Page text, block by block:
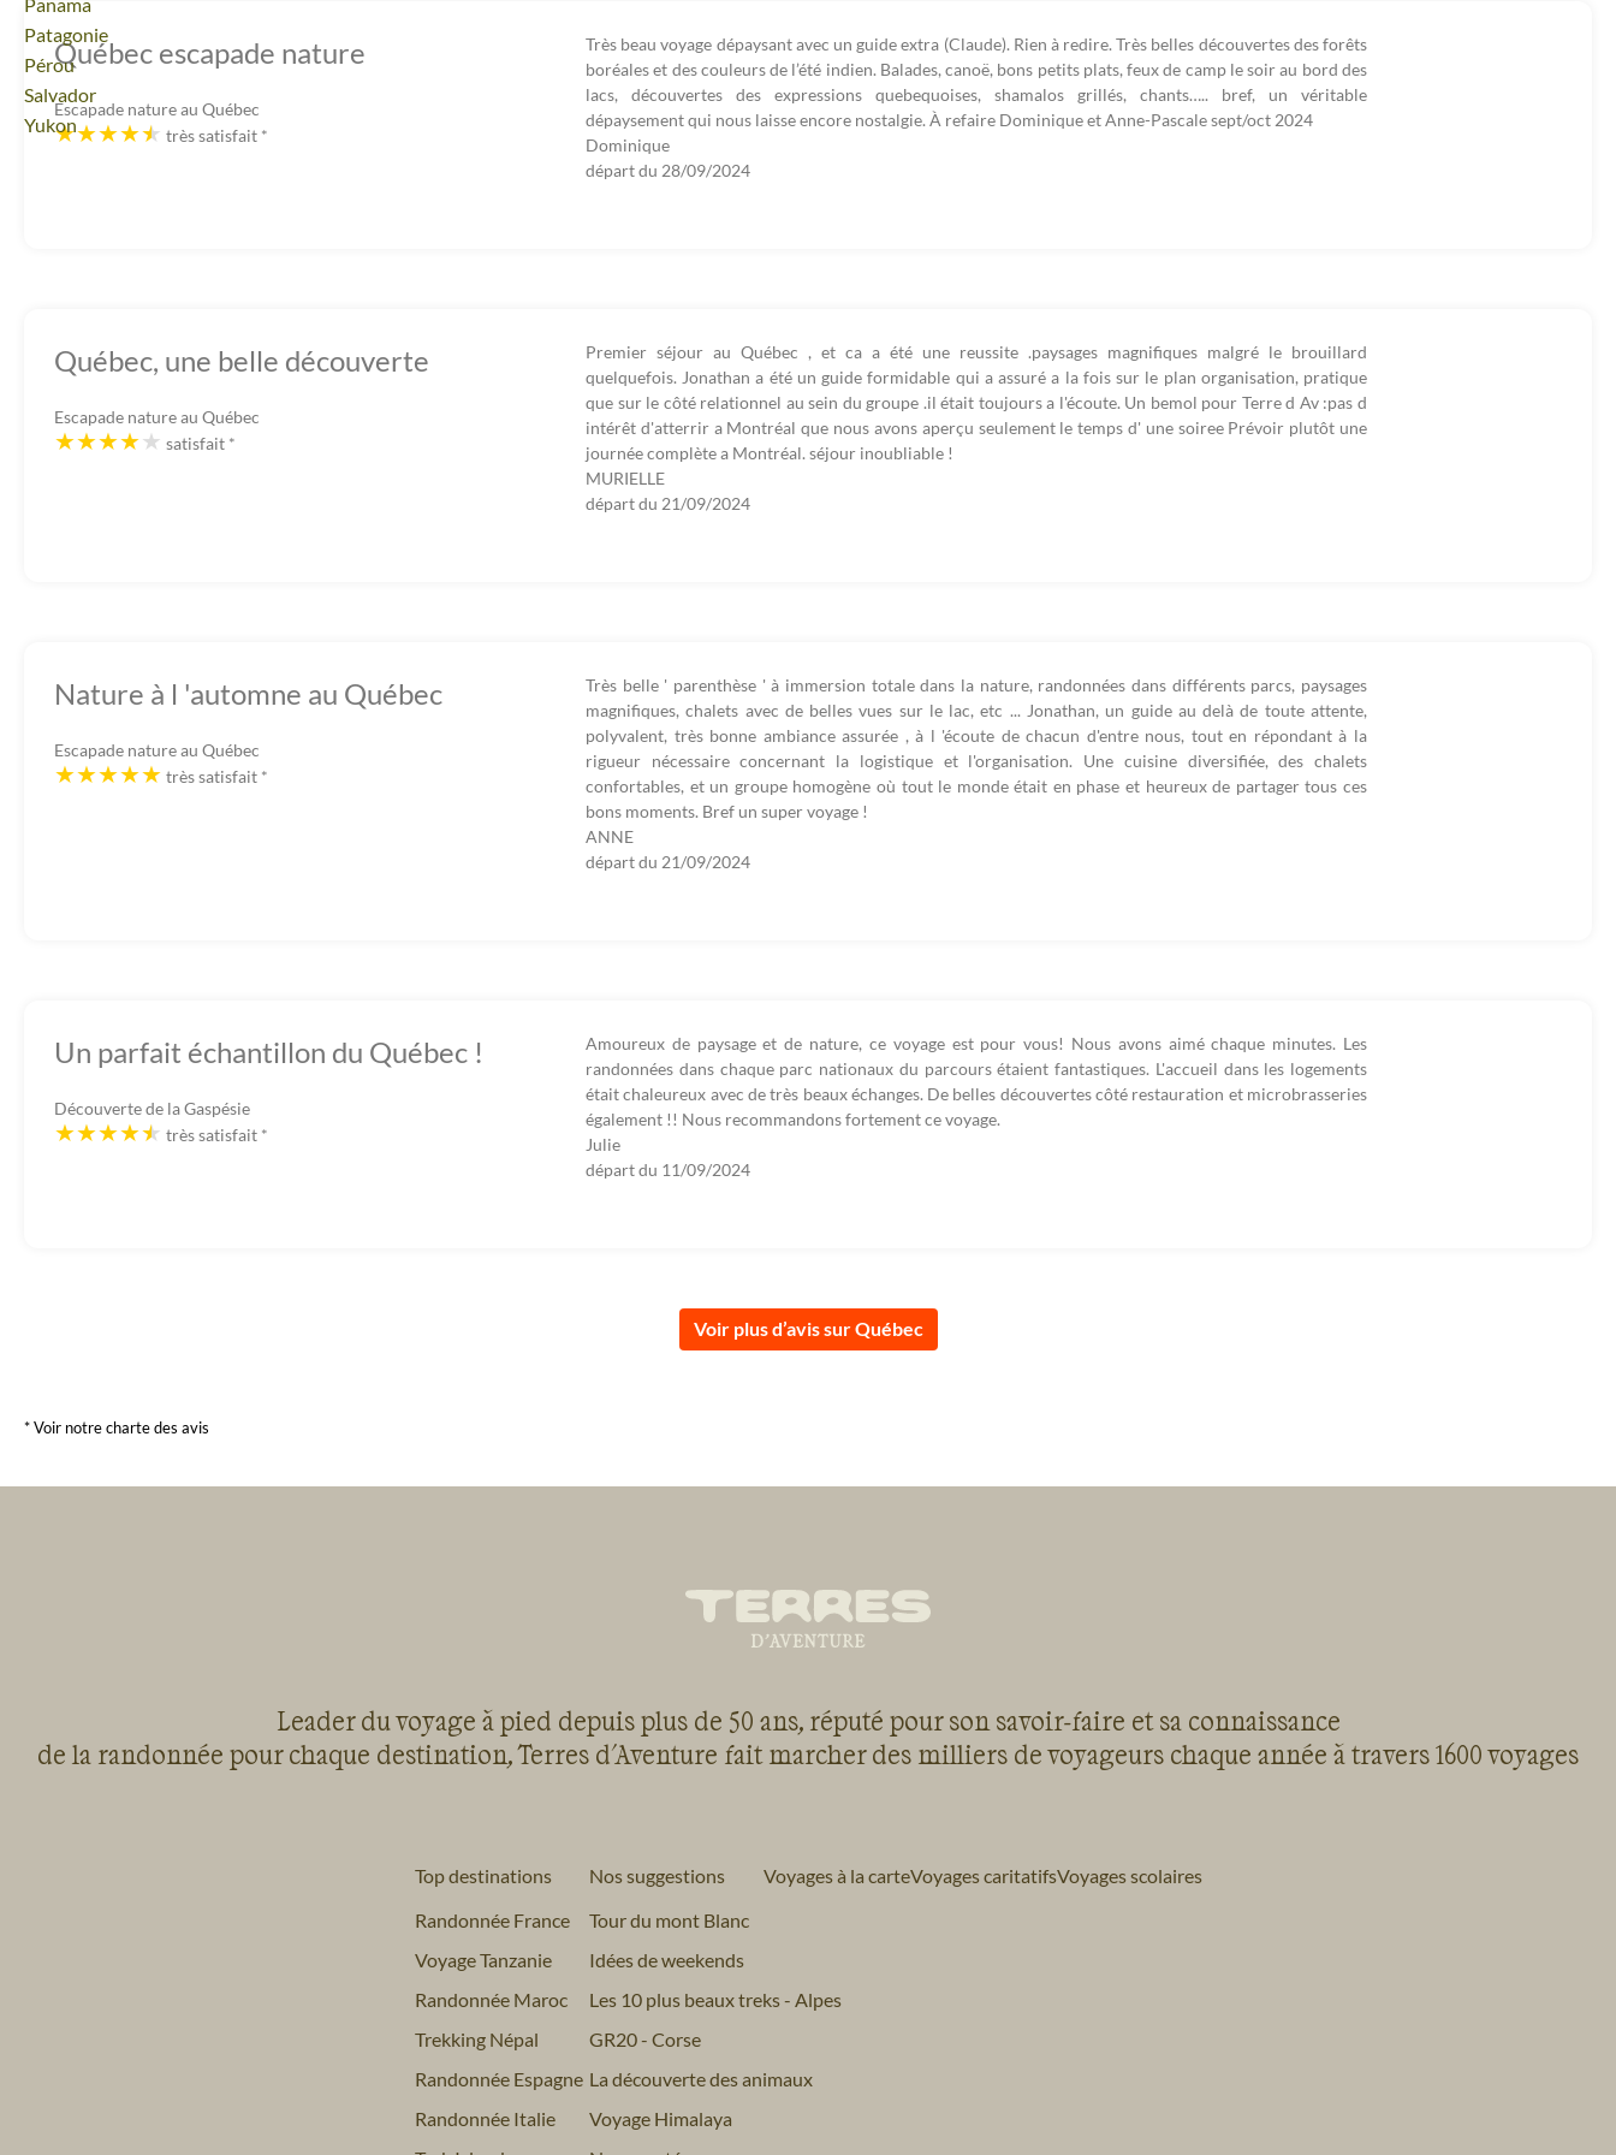
Voyage
Panama
Voyage
Patagonie
Voyage
Pérou
Voyage
Salvador
Voyage
Yukon
Québec escapade nature
Escapade nature au Québec
très satisfait *
Très beau voyage dépaysant avec un guide extra (Claude). Rien à redire. Très belles découvertes des forêts
boréales et des couleurs de l’été indien. Balades, canoë, bons petits plats, feux de camp le soir au bord des
lacs, découvertes des expressions quebequoises, shamalos grillés, chants….. bref, un véritable
dépaysement qui nous laisse encore nostalgie. À refaire Dominique et Anne-Pascale sept/oct 2024
Dominique
départ du 28/09/2024
Québec, une belle découverte
Escapade nature au Québec
satisfait *
Premier séjour au Québec , et ca a été une reussite .paysages magnifiques malgré le brouillard
quelquefois. Jonathan a été un guide formidable qui a assuré a la fois sur le plan organisation, pratique
que sur le côté relationnel au sein du groupe .il était toujours a l'écoute. Un bemol pour Terre d Av :pas d
intérêt d'atterrir a Montréal que nous avons aperçu seulement le temps d' une soiree Prévoir plutôt une
journée complète a Montréal. séjour inoubliable !
MURIELLE
départ du 21/09/2024
Nature à l 'automne au Québec
Escapade nature au Québec
très satisfait *
Très belle ' parenthèse ' à immersion totale dans la nature, randonnées dans différents parcs, paysages
magnifiques, chalets avec de belles vues sur le lac, etc ... Jonathan, un guide au delà de toute attente,
polyvalent, très bonne ambiance assurée , à l 'écoute de chacun d'entre nous, tout en répondant à la
rigueur nécessaire concernant la logistique et l'organisation. Une cuisine diversifiée, des chalets
confortables, et un groupe homogène où tout le monde était en phase et heureux de partager tous ces
bons moments. Bref un super voyage !
ANNE
départ du 21/09/2024
Un parfait échantillon du Québec !
Découverte de la Gaspésie
très satisfait *
Amoureux de paysage et de nature, ce voyage est pour vous! Nous avons aimé chaque minutes. Les
randonnées dans chaque parc nationaux du parcours étaient fantastiques. L'accueil dans les logements
était chaleureux avec de très beaux échanges. De belles découvertes côté restauration et microbrasseries
également !! Nous recommandons fortement ce voyage.
Julie
départ du 11/09/2024
Voir plus d’avis sur Québec
* Voir notre charte des avis
Leader du voyage à pied depuis plus de 50 ans, réputé pour son savoir-faire et sa connaissance
de la randonnée pour chaque destination, Terres d'Aventure fait marcher des milliers de voyageurs chaque année à travers 1600 voyages
Top destinations
Randonnée France
Voyage Tanzanie
Randonnée Maroc
Trekking Népal
Randonnée Espagne
Randonnée Italie
Nos suggestions
Tour du mont Blanc
Idées de weekends
Les 10 plus beaux treks - Alpes
GR20 - Corse
La découverte des animaux
Voyage Himalaya
Voyages à la carteVoyages caritatifsVoyages scolaires